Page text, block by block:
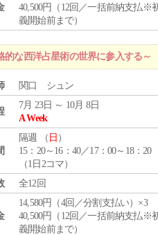
40,500円（12回／一括前納支払※
義開始前まで）
な西洋占星術の世界に参入する～
関口 シュン
7月 23日 ～ 10月 8日
A Week
隔週 （ 日 ）
15：20～16：40／17：00～18：20
（1日2コマ）
全12回
14,580円（4回／分割支払い）×3
40,500円（12回／一括前納支払※
義開始前まで）